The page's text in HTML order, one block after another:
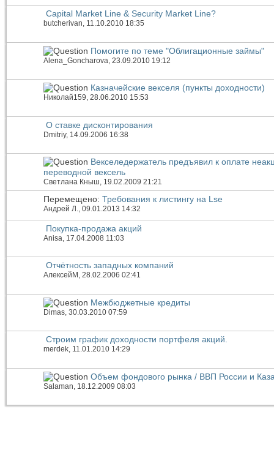
Capital Market Line & Security Market Line?
butcherivan, 11.10.2010 18:35
Помогите по теме "Облигационные займы"
Alena_Goncharova , 23.09.2010 19:12
Казначейские векселя (пункты доходности)
Николай159, 28.06.2010 15:53
О ставке дисконтирования
Dmitriy, 14.09.2006 16:38
Векселедержатель предъявил к оплате
переводной вексель
Светлана Кныш, 19.02.2009 21:21
Перемещено: Требования к листингу на Lse
Андрей Л. , 09.01.2013 14:32
Покупка-продажа акций
Anisa , 17.04.2008 11:03
Отчётность западных компаний
АлексейМ , 28.02.2006 02:41
Межбюджетные кредиты
Dimas , 30.03.2010 07:59
Строим график доходности портфеля акций.
merdek, 11.01.2010 14:29
Объем фондового рынка / ВВП России и
Salaman , 18.12.2009 08:03